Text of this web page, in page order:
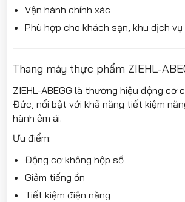
Vận hành chính xác
Phù hợp cho khách sạn, khu dịch
Thang máy thực phẩm ZIEHL-
ZIEHL-ABEGG là thương hiệu động cơ
Đức, nổi bật với khả năng tiết kiệm
hành êm ái.
Ưu điểm:
Động cơ không hộp số
Giảm tiếng ồn
Tiết kiệm điện năng